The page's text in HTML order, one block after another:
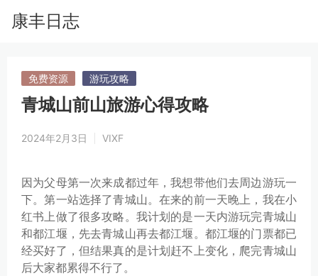
康丰日志
免费资源 游玩攻略
青城山前山旅游心得攻略
2024年2月3日 VIXF
因为父母第一次来成都过年，我想带他们去周边游玩一
下。第一站选择了青城山。在来的前一天晚上，我在小
红书上做了很多攻略。我计划的是一天内游玩完青城山
和都江堰，先去青城山再去都江堰。都江堰的门票都已
经买好了，但结果真的是计划赶不上变化，爬完青城山
后大家都累得不行了。